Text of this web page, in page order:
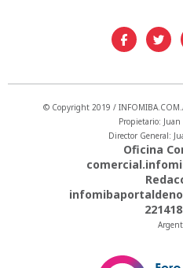
© Copyright 2019 /
Propietario:
Director General:
Oficina